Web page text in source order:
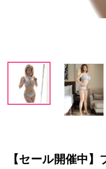
【セール開催中